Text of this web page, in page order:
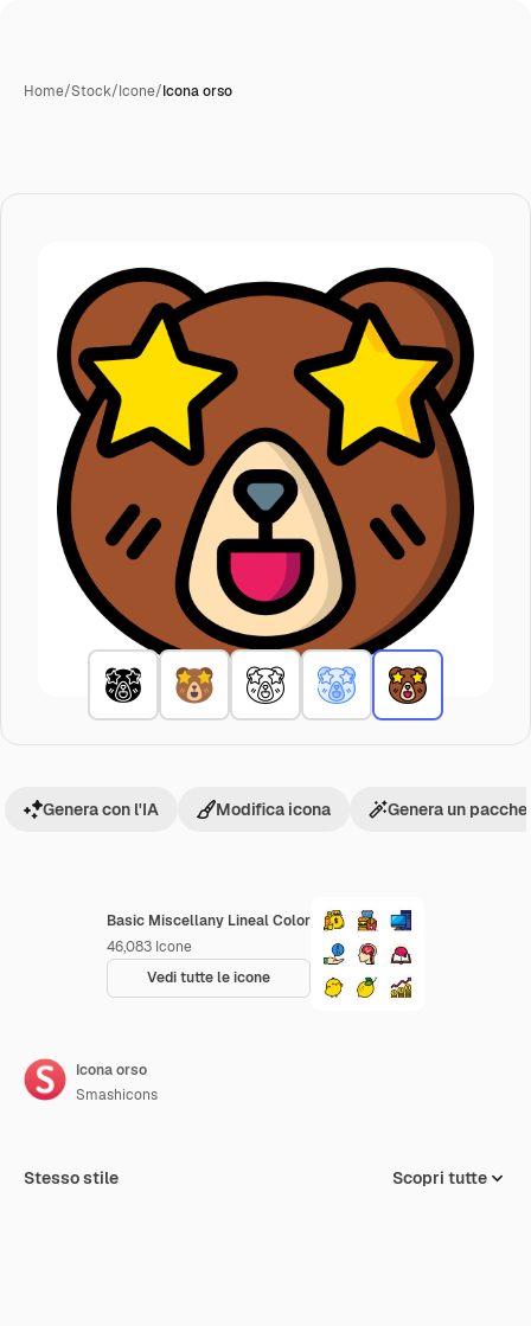
Home/Stock/Icone/Icona orso
Basic Miscellany Lineal Color
46,083 Icone
Vedi tutte le icone
Genera con l'IA Modifica icona Genera un
Icona orso
Smashicons
Stesso stile Scopri tutte